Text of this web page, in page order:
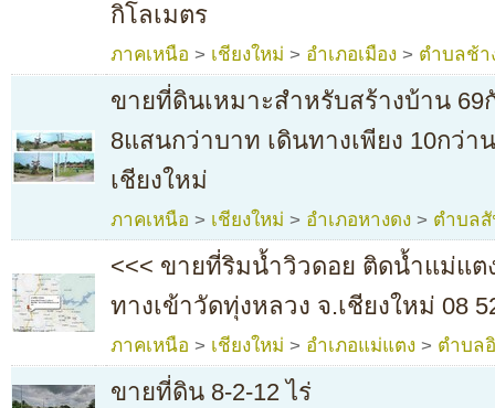
กิโลเมตร
ภาคเหนือ > เชียงใหม่ > อำเภอเมือง > ตำบลช้า
ขายที่ดินเหมาะสำหรับสร้างบ้าน 69
8แสนกว่าบาท เดินทางเพียง 10กว่
เชียงใหม่
ภาคเหนือ > เชียงใหม่ > อำเภอหางดง > ตำบล
<<< ขายที่ริมน้ำวิวดอย ติดน้ำแม่แต
ทางเข้าวัดทุ่งหลวง จ.เชียงใหม่ 08
ภาคเหนือ > เชียงใหม่ > อำเภอแม่แตง > ตำบล
ขายที่ดิน 8-2-12 ไร่